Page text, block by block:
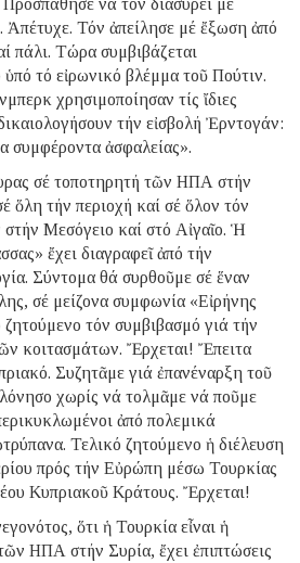
Ἀπέτυχε. Τόν ἀπείλησε μέ ἔξωση ἀπό
Τώρα συμβιβάζεται
τό εἰρωνικό βλέμμα τοῦ Πούτιν.
χρησιμοποίησαν τίς ἴδιες
τήν εἰσβολή Ἐρντογάν:
συμφέροντα ἀσφαλείας».
σέ τοποτηρητή τῶν ΗΠΑ στήν
ὅλη τήν περιοχή καί σέ ὅλον τόν
στήν Μεσόγειο καί στό Αἰγαῖο. Ἡ
ἔχει διαγραφεῖ ἀπό τήν
Σύντομα θά συρθοῦμε σέ ἕναν
σέ μείζονα συμφωνία «Εἰρήνης
ζητούμενο τόν συμβιβασμό γιά τήν
κοιτασμάτων. Ἔρχεται! Ἔπειτα
Συζητᾶμε γιά ἐπανέναρξη τοῦ
χωρίς νά τολμᾶμε νά ποῦμε
ἀπό πολεμικά
Τελικό ζητούμενο ἡ διέλευση
πρός τήν Εὐρώπη μέσω Τουρκίας
Κυπριακοῦ Κράτους. Ἔρχεται!
ὅτι ἡ Τουρκία εἶναι ἡ
ΗΠΑ στήν Συρία, ἔχει ἐπιπτώσεις